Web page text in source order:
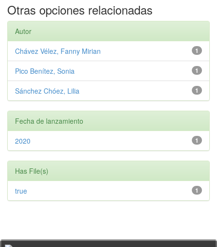
Otras opciones relacionadas
Autor
1
Chávez Vélez, Fanny Mirian
1
Pico Benítez, Sonia
1
Sánchez Chóez, Lilia
Fecha de lanzamiento
1
2020
Has File(s)
1
true